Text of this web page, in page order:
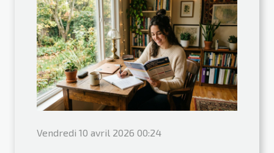
Vendredi 10 avril 2026 00:24